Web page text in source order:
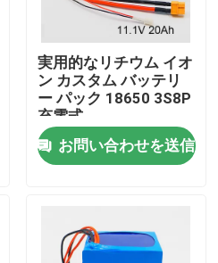
実用的なリチウム イオ
ン カスタム バッテリ
ー パック 18650 3S8P
充電式
お問い合わせを送信